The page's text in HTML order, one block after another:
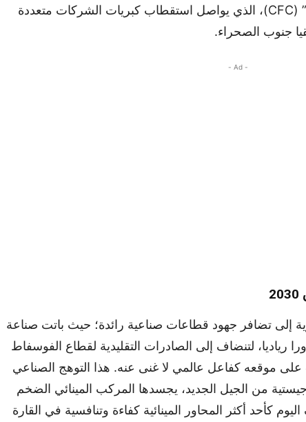
البارز لقطب “الدار البيضاء للتمويل” (CFC)، الذي يواصل استقطاب كبريات الشركات متعددة
جنوب الصحراء.
- Ad -
إلى تضافر جهود قطاعات صناعية رائدة؛ حيث باتت صناعة
رياديا، لتنضاف إلى الصادرات التقليدية لقطاع الفوسفاط
موقعه كفاعل عالمي لا غنى عنه. هذا التوهج الصناعي
من الجيل الجديد، يجسدها المركب المينائي الضخم
كأحد أكثر المحاور المينائية كفاءة وتنافسية في القارة